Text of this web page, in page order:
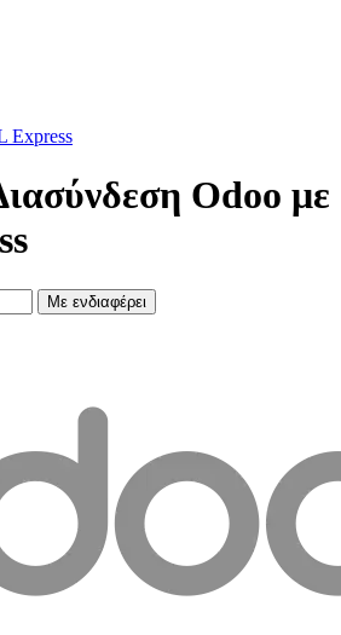
Express
Odoo με
Με ενδιαφέρει